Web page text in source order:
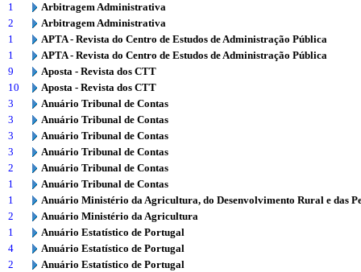
1
Arbitragem Administrativa
2
Arbitragem Administrativa
1
APTA - Revista do Centro de Estudos de Administração Pública
1
APTA - Revista do Centro de Estudos de Administração Pública
9
Aposta - Revista dos CTT
10
Aposta - Revista dos CTT
3
Anuário Tribunal de Contas
3
Anuário Tribunal de Contas
3
Anuário Tribunal de Contas
3
Anuário Tribunal de Contas
2
Anuário Tribunal de Contas
1
Anuário Tribunal de Contas
1
Anuário Ministério da Agricultura, do Desenvolvimento Rural e das
2
Anuário Ministério da Agricultura
1
Anuário Estatístico de Portugal
4
Anuário Estatístico de Portugal
2
Anuário Estatístico de Portugal